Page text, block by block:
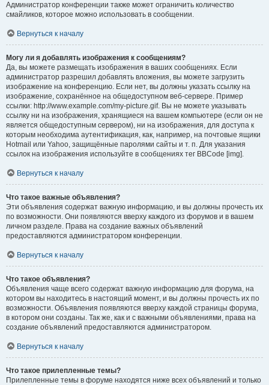
Администратор конференции также может ограничить количество
смайликов, которое можно использовать в сообщении.
Вернуться к началу
Могу ли я добавлять изображения к сообщениям?
Да, вы можете размещать изображения в ваших сообщениях. Если
администратор разрешил добавлять вложения, вы можете загрузить
изображение на конференцию. Если нет, вы должны указать ссылку на
изображение, сохранённое на общедоступном веб-сервере. Пример
ссылки: http://www.example.com/my-picture.gif. Вы не можете указывать
ссылку ни на изображения, хранящиеся на вашем компьютере (если он не
является общедоступным сервером), ни на изображения, для доступа к
которым необходима аутентификация, как, например, на почтовые ящики
Hotmail или Yahoo, защищённые паролями сайты и т. п. Для указания
ссылок на изображения используйте в сообщениях тег BBCode [img].
Вернуться к началу
Что такое важные объявления?
Эти объявления содержат важную информацию, и вы должны прочесть их
по возможности. Они появляются вверху каждого из форумов и в вашем
личном разделе. Права на создание важных объявлений
предоставляются администратором конференции.
Вернуться к началу
Что такое объявления?
Объявления чаще всего содержат важную информацию для форума, на
котором вы находитесь в настоящий момент, и вы должны прочесть их по
возможности. Объявления появляются вверху каждой страницы форума,
в котором они созданы. Так же, как и с важными объявлениями, права на
создание объявлений предоставляются администратором.
Вернуться к началу
Что такое прилепленные темы?
Прилепленные темы в форуме находятся ниже всех объявлений и только